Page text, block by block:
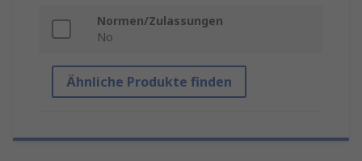
Normen/Zulassungen
No
Ähnliche Produkte finden